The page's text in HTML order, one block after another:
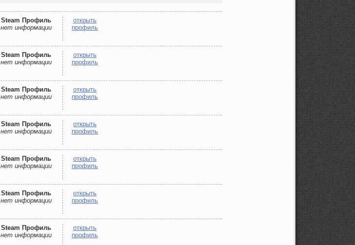
Steam Профиль
нет информации
открыть
профиль
Steam Профиль
нет информации
открыть
профиль
Steam Профиль
нет информации
открыть
профиль
Steam Профиль
нет информации
открыть
профиль
Steam Профиль
нет информации
открыть
профиль
Steam Профиль
нет информации
открыть
профиль
Steam Профиль
нет информации
открыть
профиль